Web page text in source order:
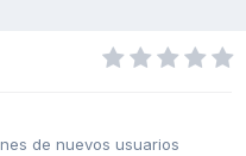
de nuevos usuarios